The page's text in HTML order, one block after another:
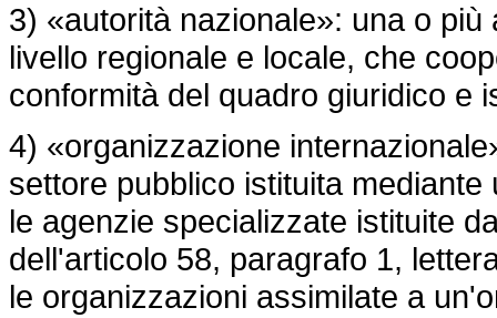
3) «autorità nazionale»: una o
livello regionale e locale, che
conformità del quadro giuridico e
4) «organizzazione
settore pubblico istituita
le agenzie specializzate istituite
dell'articolo 58, paragrafo 1,
le organizzazioni assimilate a